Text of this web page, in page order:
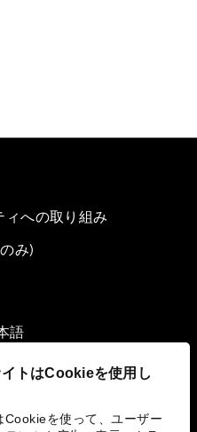
トはCookieを使用し
Cookieを使って、ユーザー
ィへの取り組み
み)
語